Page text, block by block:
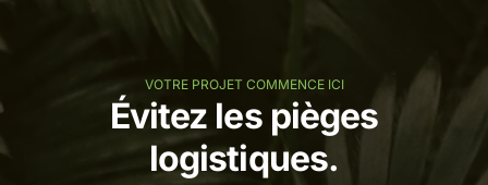
VOTRE PROJET COMMENCE ICI
Évitez les pièges
logistiques.